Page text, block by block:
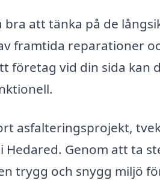
att tänka på de
framtida reparationer
företag vid din sida kan
asfalteringsprojekt,
Genom att ta
trygg och snygg miljö